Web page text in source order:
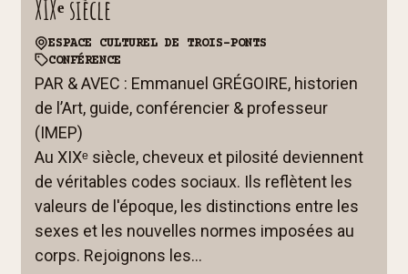
XIXᵉ siècle
PAR & AVEC : Emmanuel GRÉGOIRE, historien
de l’Art, guide, conférencier & professeur
(IMEP)
Au XIXᵉ siècle, cheveux et pilosité deviennent
de véritables codes sociaux. Ils reflètent les
valeurs de l'époque, les distinctions entre les
sexes et les nouvelles normes imposées au
corps. Rejoignons les...
CONFÉRENCE
ESPACE CULTUREL DE TROIS-PONTS